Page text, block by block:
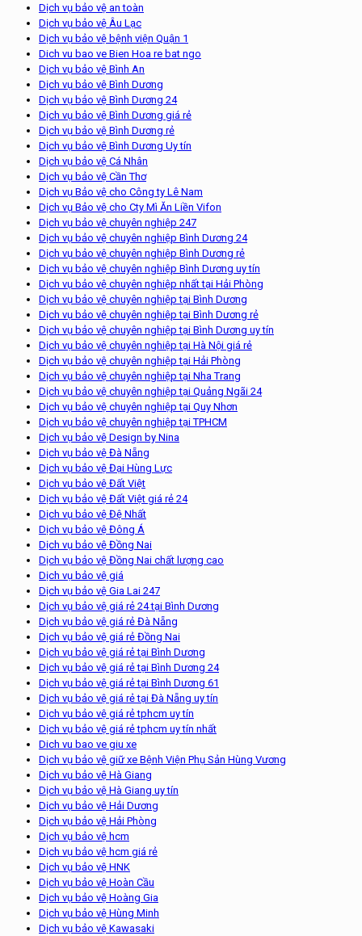
Dịch vụ bảo vệ an toàn
Dịch vụ bảo vệ Âu Lạc
Dịch vụ bảo vệ bệnh viện Quận 1
Dich vu bao ve Bien Hoa re bat ngo
Dịch vụ bảo vệ Bình An
Dịch vụ bảo vệ Bình Dương
Dịch vụ bảo vệ Bình Dương 24
Dịch vụ bảo vệ Bình Dương giá rẻ
Dịch vụ bảo vệ Bình Dương rẻ
Dịch vụ bảo vệ Bình Dương Uy tín
Dịch vụ bảo vệ Cá Nhân
Dịch vụ bảo vệ Cần Thơ
Dịch vụ Bảo vệ cho Công ty Lê Nam
Dịch vụ Bảo vệ cho Cty Mì Ăn Liền Vifon
Dịch vụ bảo vệ chuyên nghiệp 247
Dịch vụ bảo vệ chuyên nghiệp Bình Dương 24
Dịch vụ bảo vệ chuyên nghiệp Bình Dương rẻ
Dịch vụ bảo vệ chuyên nghiệp Bình Dương uy tín
Dịch vụ bảo vệ chuyên nghiệp nhất tại Hải Phòng
Dịch vụ bảo vệ chuyên nghiệp tại Bình Dương
Dịch vụ bảo vệ chuyên nghiệp tại Bình Dương rẻ
Dịch vụ bảo vệ chuyên nghiệp tại Bình Dương uy tín
Dịch vụ bảo vệ chuyên nghiệp tại Hà Nội giá rẻ
Dịch vụ bảo vệ chuyên nghiệp tại Hải Phòng
Dịch vụ bảo vệ chuyên nghiệp tại Nha Trang
Dịch vụ bảo vệ chuyên nghiệp tại Quảng Ngãi 24
Dịch vụ bảo vệ chuyên nghiệp tại Quy Nhơn
Dịch vụ bảo vệ chuyên nghiệp tại TPHCM
Dịch vụ bảo vệ Design by Nina
Dịch vụ bảo vệ Đà Nẵng
Dịch vụ bảo vệ Đại Hùng Lực
Dịch vụ bảo vệ Đất Việt
Dịch vụ bảo vệ Đất Việt giá rẻ 24
Dịch vụ bảo vệ Đệ Nhất
Dịch vụ bảo vệ Đông Á
Dịch vụ bảo vệ Đồng Nai
Dịch vụ bảo vệ Đồng Nai chất lượng cao
Dịch vụ bảo vệ giá
Dịch vụ bảo vệ Gia Lai 247
Dịch vụ bảo vệ giá rẻ 24 tại Bình Dương
Dịch vụ bảo vệ giá rẻ Đà Nẵng
Dịch vụ bảo vệ giá rẻ Đồng Nai
Dịch vụ bảo vệ giá rẻ tại Bình Dương
Dịch vụ bảo vệ giá rẻ tại Bình Dương 24
Dịch vụ bảo vệ giá rẻ tại Bình Dương 61
Dịch vụ bảo vệ giá rẻ tại Đà Nẵng uy tín
Dịch vụ bảo vệ giá rẻ tphcm uy tín
Dịch vụ bảo vệ giá rẻ tphcm uy tín nhất
Dich vu bao ve giu xe
Dịch vụ bảo vệ giữ xe Bệnh Viện Phụ Sản Hùng Vương
Dịch vụ bảo vệ Hà Giang
Dịch vụ bảo vệ Hà Giang uy tín
Dịch vụ bảo vệ Hải Dương
Dịch vụ bảo vệ Hải Phòng
Dịch vụ bảo vệ hcm
Dịch vụ bảo vệ hcm giá rẻ
Dịch vụ bảo vệ HNK
Dịch vụ bảo vệ Hoàn Cầu
Dịch vụ bảo vệ Hoàng Gia
Dịch vụ bảo vệ Hùng Minh
Dịch vụ bảo vệ Kawasaki